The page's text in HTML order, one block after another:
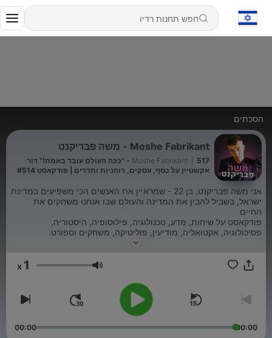
הסכתים
Moshe Fabrikant - משה פבריקנט
Moshe Fabrikant 517 - "ככה העולם עובד באמת!" דור
אקשטיין על כסף, עסקים, רוחניות ותדרים | פודקאסט #514
אני משה פבריקנט, בן 22 - שמראיין את האנשים הכי משפיעים במדינת
ישראל, בשביל להבין את המדינה והעולם שבו אנחנו משחקים את
החיים
פודקאסט על שיחות, מדע, טכנולוגיה, פילוסופיה, היסטוריה,
פסיכולוגיה, אקטואליה, מודיעין, פוליטיקה, משחקים וספורט.
האם תצטרפו אלי?
עוצמת שמע 1
00:00
00:00